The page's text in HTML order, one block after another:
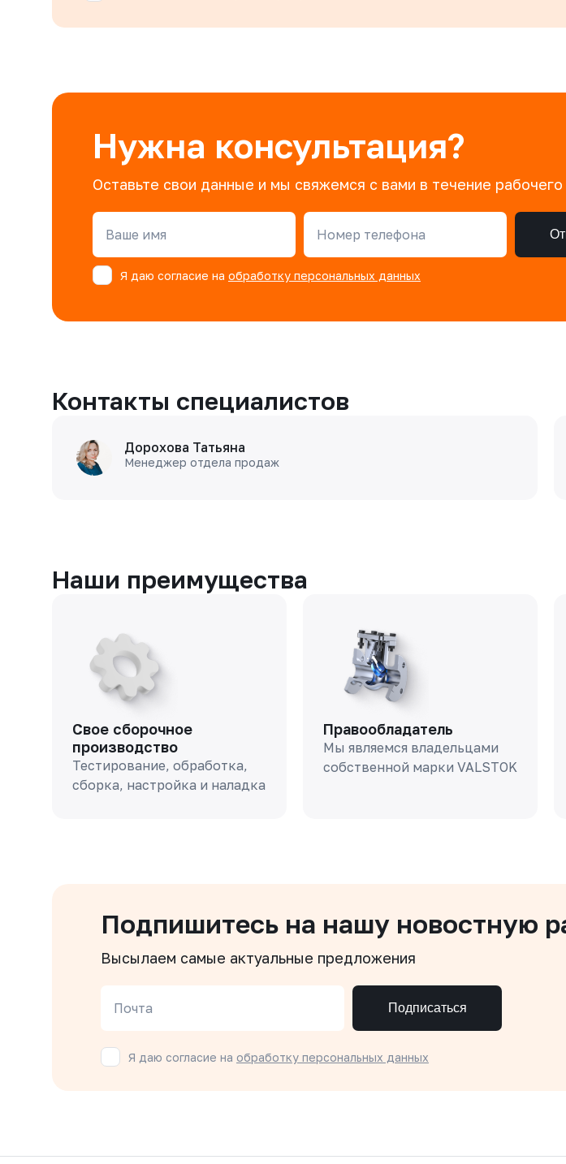
Нужна консультация?
Оставьте свои данные и мы свяжемся с вами в течение рабочего
Ваше имя Номер телефона
Я даю согласие на обработку персональных данных
Контакты специалистов
Дорохова Татьяна
Менеджер отдела продаж
Наши преимущества
Свое сборочное
производство
Тестирование, обработка,
сборка, настройка и наладка
Правообладатель
Мы являемся владельцами
собственной марки VALSTOK
Подпишитесь на нашу новостную
Высылаем самые актуальные предложения
Почта Подписаться
Я даю согласие на обработку персональных данных